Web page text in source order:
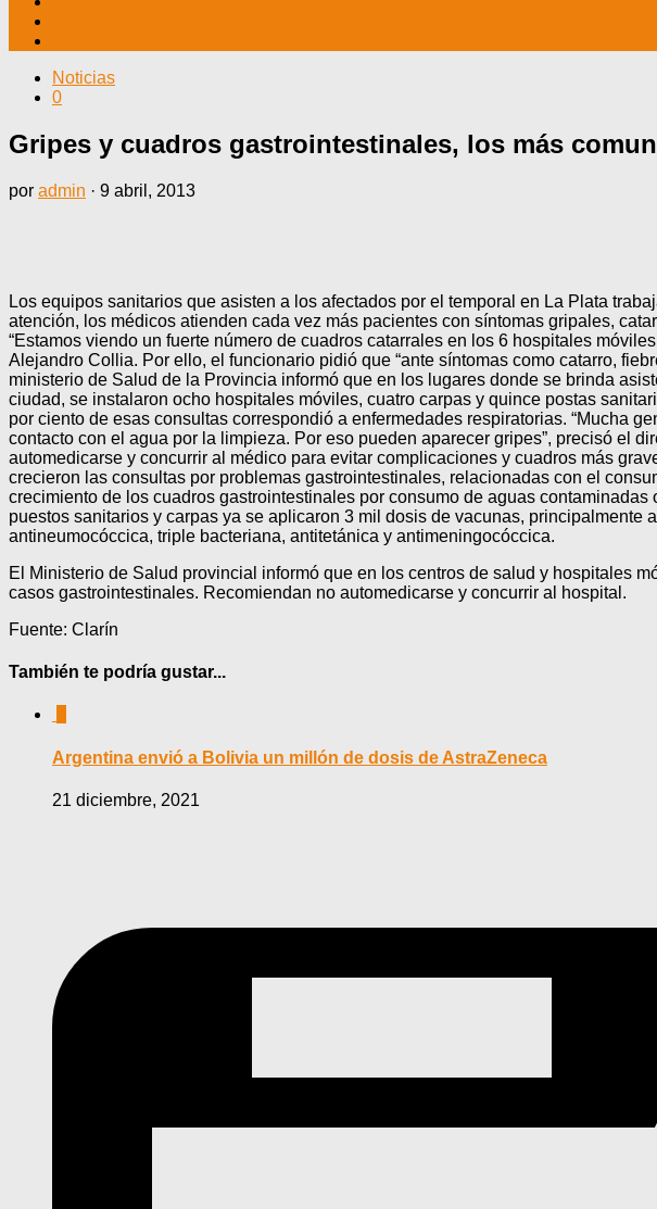
Noticias
0
Gripes y cuadros gastrointestinales, los más
por admin · 9 abril, 2013
Los equipos sanitarios que asisten a los afectados por el temporal en La Plata
atención, los médicos atienden cada vez más pacientes con síntomas gripales,
“Estamos viendo un fuerte número de cuadros catarrales en los 6 hospitales
Alejandro Collia. Por ello, el funcionario pidió que “ante síntomas como catarro,
ministerio de Salud de la Provincia informó que en los lugares donde se brinda
ciudad, se instalaron ocho hospitales móviles, cuatro carpas y quince postas
por ciento de esas consultas correspondió a enfermedades respiratorias. “Mucha
contacto con el agua por la limpieza. Por eso pueden aparecer gripes”, precisó el
automedicarse y concurrir al médico para evitar complicaciones y cuadros más
crecieron las consultas por problemas gastrointestinales, relacionadas con el
crecimiento de los cuadros gastrointestinales por consumo de aguas
puestos sanitarios y carpas ya se aplicaron 3 mil dosis de vacunas,
antineumocóccica, triple bacteriana, antitetánica y antimeningocóccica.
El Ministerio de Salud provincial informó que en los centros de salud y hospitales
casos gastrointestinales. Recomiendan no automedicarse y concurrir al hospital.
Fuente: Clarín
También te podría gustar...
Argentina envió a Bolivia un millón de dosis de AstraZeneca
21 diciembre, 2021